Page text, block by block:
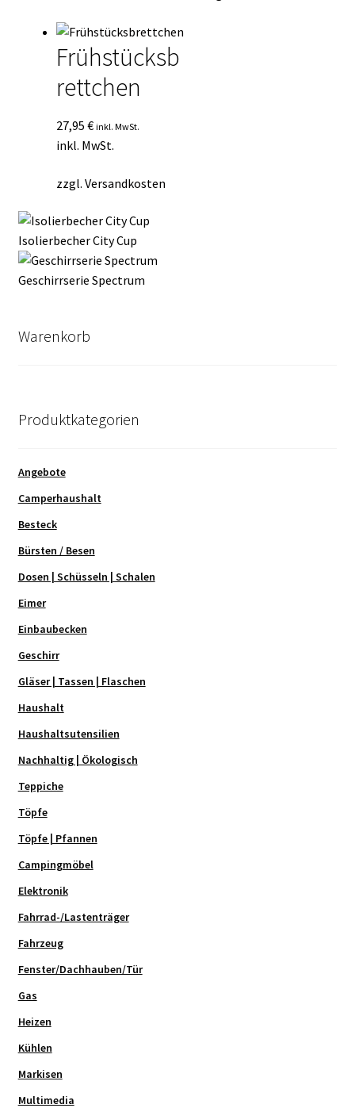
Frühstücksb
rettchen
27,95 € inkl. MwSt.
inkl. MwSt.
zzgl. Versandkosten
Isolierbecher City Cup
Geschirrserie Spectrum
Warenkorb
Produktkategorien
Angebote
Camperhaushalt
Besteck
Bürsten / Besen
Dosen | Schüsseln | Schalen
Eimer
Einbaubecken
Geschirr
Gläser | Tassen | Flaschen
Haushalt
Haushaltsutensilien
Nachhaltig | Ökologisch
Teppiche
Töpfe
Töpfe | Pfannen
Campingmöbel
Elektronik
Fahrrad-/Lastenträger
Fahrzeug
Fenster/Dachhauben/Tür
Gas
Heizen
Kühlen
Markisen
Multimedia